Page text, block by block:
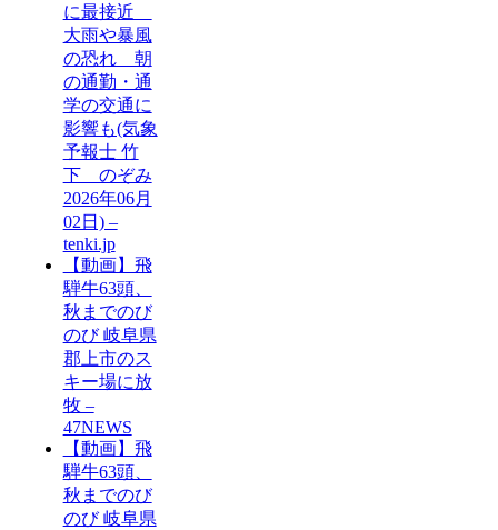
に最接近
大雨や暴風
の恐れ 朝
の通勤・通
学の交通に
影響も(気象
予報士 竹
下 のぞみ
2026年06月
02日) –
tenki.jp
【動画】飛
騨牛63頭、
秋までのび
のび 岐阜県
郡上市のス
キー場に放
牧 –
47NEWS
【動画】飛
騨牛63頭、
秋までのび
のび 岐阜県